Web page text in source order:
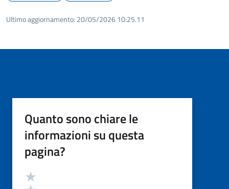
Ultimo aggiornamento: 20/05/2026 10:25.11
Quanto sono chiare le
informazioni su questa
pagina?
Valutazione